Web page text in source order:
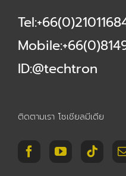
ID:@techtron
ติดตามเรา โซเชียลมีเดีย